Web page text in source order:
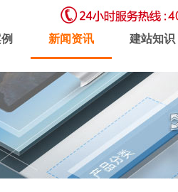
新闻资讯 建站知识
虚拟主机 企业邮局